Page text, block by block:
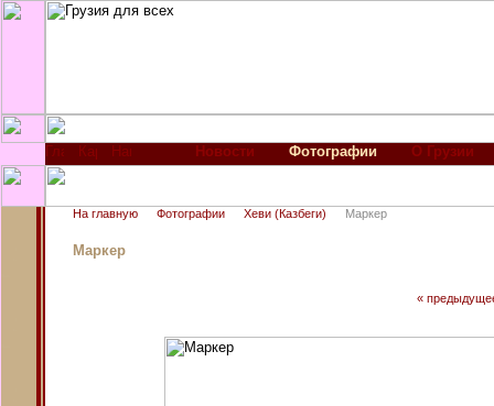
Новости Фотографии О Грузии
На главную Фотографии Хеви (Казбеги) Маркер
Маркер
«